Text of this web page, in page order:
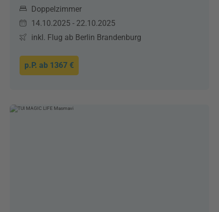
Doppelzimmer
14.10.2025 - 22.10.2025
inkl. Flug ab Berlin Brandenburg
p.P. ab 1367 €